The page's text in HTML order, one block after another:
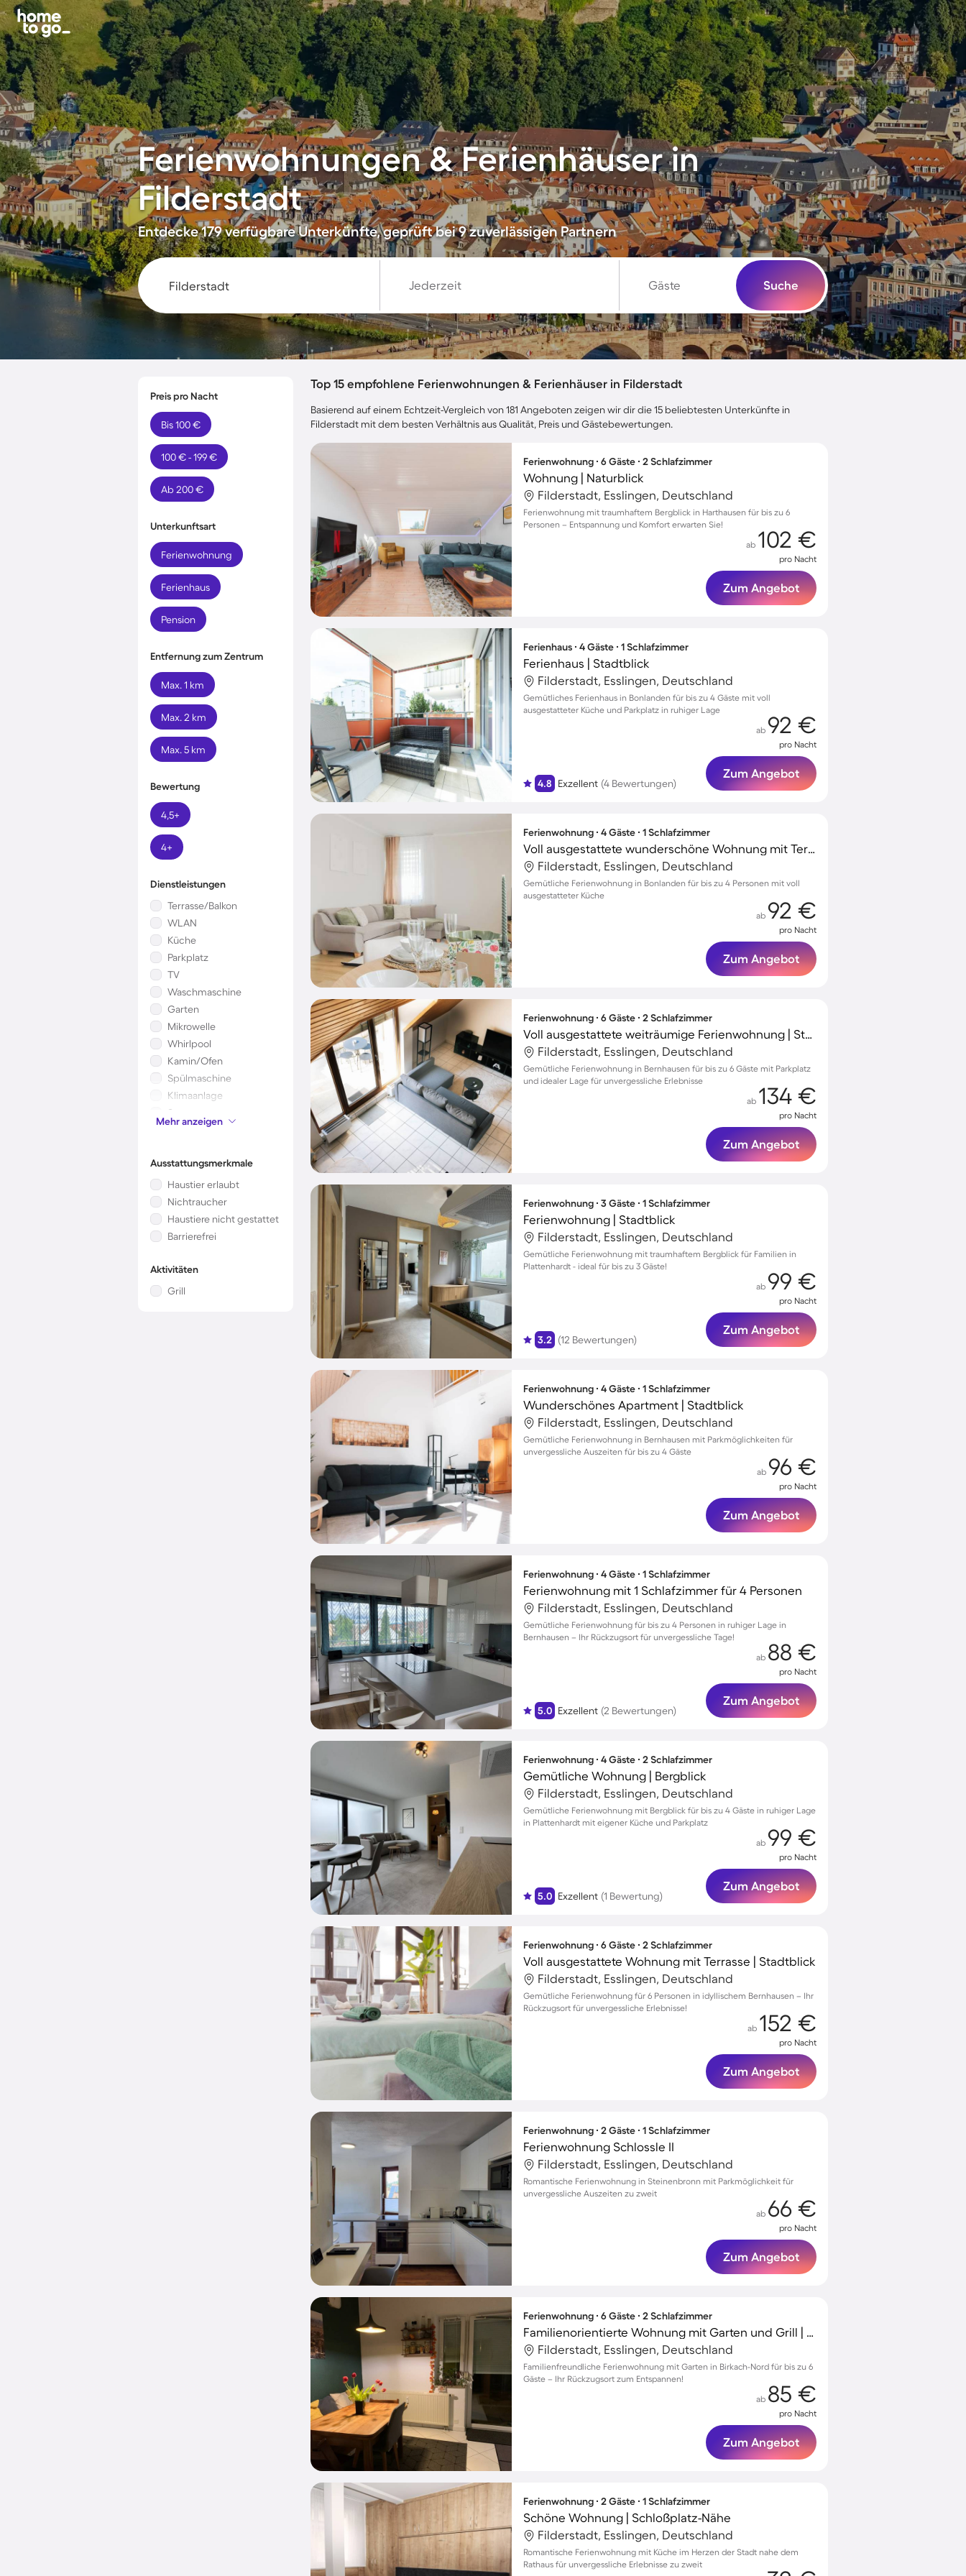
Ferienwohnungen & Ferienhäuser in
Filderstadt
Entdecke 179 verfügbare Unterkünfte, geprüft bei 9 zuverlässigen Partnern
Jederzeit Gäste Suche
Preis pro Nacht
Bis 100 €
100 € - 199 €
Ab 200 €
Unterkunftsart
Ferienwohnung
Ferienhaus
Pension
Entfernung zum Zentrum
Max. 1 km
Max. 2 km
Max. 5 km
Bewertung
4,5+
4+
Dienstleistungen
Terrasse/Balkon
WLAN
Küche
Parkplatz
TV
Waschmaschine
Garten
Mikrowelle
Whirlpool
Kamin/Ofen
Spülmaschine
Klimaanlage
Sauna
Kinderbett
Mehr anzeigen
Ausstattungsmerkmale
Haustier erlaubt
Nichtraucher
Haustiere nicht gestattet
Barrierefrei
Aktivitäten
Grill
Top 15 empfohlene Ferienwohnungen & Ferienhäuser in Filderstadt
Basierend auf einem Echtzeit-Vergleich von 181 Angeboten zeigen wir dir die 15 beliebtesten Unterkünfte in
Filderstadt mit dem besten Verhältnis aus Qualität, Preis und Gästebewertungen.
Ferienwohnung ∙ 6 Gäste ∙ 2 Schlafzimmer
Wohnung | Naturblick
Filderstadt, Esslingen, Deutschland
Ferienwohnung mit traumhaftem Bergblick in Harthausen für bis zu 6
Personen – Entspannung und Komfort erwarten Sie!
ab 102 €
pro Nacht
Zum Angebot
Ferienhaus ∙ 4 Gäste ∙ 1 Schlafzimmer
Ferienhaus | Stadtblick
Filderstadt, Esslingen, Deutschland
Gemütliches Ferienhaus in Bonlanden für bis zu 4 Gäste mit voll
ausgestatteter Küche und Parkplatz in ruhiger Lage
4.8 Exzellent (4 Bewertungen)
ab 92 €
pro Nacht
Zum Angebot
Ferienwohnung ∙ 4 Gäste ∙ 1 Schlafzimmer
Voll ausgestattete wunderschöne Wohnung mit Terrasse
Filderstadt, Esslingen, Deutschland
Gemütliche Ferienwohnung in Bonlanden für bis zu 4 Personen mit voll
ausgestatteter Küche
ab 92 €
pro Nacht
Zum Angebot
Ferienwohnung ∙ 6 Gäste ∙ 2 Schlafzimmer
Voll ausgestattete weiträumige Ferienwohnung | Stadtblick
Filderstadt, Esslingen, Deutschland
Gemütliche Ferienwohnung in Bernhausen für bis zu 6 Gäste mit Parkplatz
und idealer Lage für unvergessliche Erlebnisse
ab 134 €
pro Nacht
Zum Angebot
Ferienwohnung ∙ 3 Gäste ∙ 1 Schlafzimmer
Ferienwohnung | Stadtblick
Filderstadt, Esslingen, Deutschland
Gemütliche Ferienwohnung mit traumhaftem Bergblick für Familien in
Plattenhardt - ideal für bis zu 3 Gäste!
3.2 (12 Bewertungen)
ab 99 €
pro Nacht
Zum Angebot
Ferienwohnung ∙ 4 Gäste ∙ 1 Schlafzimmer
Wunderschönes Apartment | Stadtblick
Filderstadt, Esslingen, Deutschland
Gemütliche Ferienwohnung in Bernhausen mit Parkmöglichkeiten für
unvergessliche Auszeiten für bis zu 4 Gäste
ab 96 €
pro Nacht
Zum Angebot
Ferienwohnung ∙ 4 Gäste ∙ 1 Schlafzimmer
Ferienwohnung mit 1 Schlafzimmer für 4 Personen
Filderstadt, Esslingen, Deutschland
Gemütliche Ferienwohnung für bis zu 4 Personen in ruhiger Lage in
Bernhausen – Ihr Rückzugsort für unvergessliche Tage!
5.0 Exzellent (2 Bewertungen)
ab 88 €
pro Nacht
Zum Angebot
Ferienwohnung ∙ 4 Gäste ∙ 2 Schlafzimmer
Gemütliche Wohnung | Bergblick
Filderstadt, Esslingen, Deutschland
Gemütliche Ferienwohnung mit Bergblick für bis zu 4 Gäste in ruhiger Lage
in Plattenhardt mit eigener Küche und Parkplatz
5.0 Exzellent (1 Bewertung)
ab 99 €
pro Nacht
Zum Angebot
Ferienwohnung ∙ 6 Gäste ∙ 2 Schlafzimmer
Voll ausgestattete Wohnung mit Terrasse | Stadtblick
Filderstadt, Esslingen, Deutschland
Gemütliche Ferienwohnung für 6 Personen in idyllischem Bernhausen – Ihr
Rückzugsort für unvergessliche Erlebnisse!
ab 152 €
pro Nacht
Zum Angebot
Ferienwohnung ∙ 2 Gäste ∙ 1 Schlafzimmer
Ferienwohnung Schlossle II
Filderstadt, Esslingen, Deutschland
Romantische Ferienwohnung in Steinenbronn mit Parkmöglichkeit für
unvergessliche Auszeiten zu zweit
ab 66 €
pro Nacht
Zum Angebot
Ferienwohnung ∙ 6 Gäste ∙ 2 Schlafzimmer
Familienorientierte Wohnung mit Garten und Grill | Gartenblick
Filderstadt, Esslingen, Deutschland
Familienfreundliche Ferienwohnung mit Garten in Birkach-Nord für bis zu 6
Gäste – Ihr Rückzugsort zum Entspannen!
ab 85 €
pro Nacht
Zum Angebot
Ferienwohnung ∙ 2 Gäste ∙ 1 Schlafzimmer
Schöne Wohnung | Schloßplatz-Nähe
Filderstadt, Esslingen, Deutschland
Romantische Ferienwohnung mit Küche im Herzen der Stadt nahe dem
Rathaus für unvergessliche Erlebnisse zu zweit